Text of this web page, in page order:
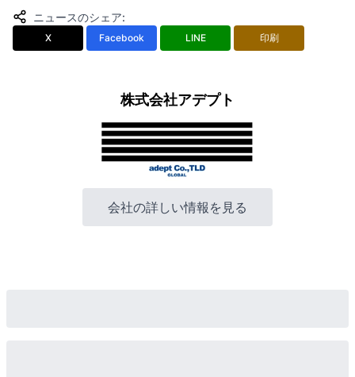
ニュースのシェア:
X Facebook LINE 印刷
株式会社アデプト
会社の詳しい情報を見る